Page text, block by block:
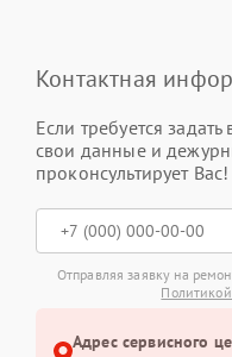
Контактная
Если требуется задать
свои данные и
проконсультирует Вас!
Отправляя заявку на
Адрес сервисного